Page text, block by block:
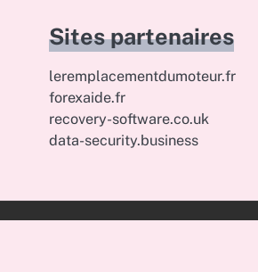
Sites partenaires
leremplacementdumoteur.fr
forexaide.fr
recovery-software.co.uk
data-security.business